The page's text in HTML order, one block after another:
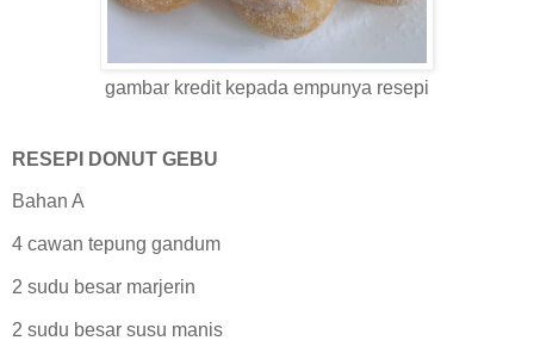
gambar kredit kepada empunya resepi
RESEPI DONUT GEBU
Bahan A
4 cawan tepung gandum
2 sudu besar marjerin
2 sudu besar susu manis